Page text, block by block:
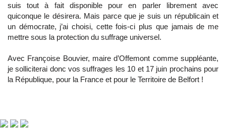
suis tout à fait disponible pour en parler librement avec
quiconque le désirera. Mais parce que je suis un républicain et
un démocrate, j’ai choisi, cette fois-ci plus que jamais de me
mettre sous la protection du suffrage universel.
Avec Françoise Bouvier, maire d’Offemont comme suppléante,
je solliciterai donc vos suffrages les 10 et 17 juin prochains pour
la République, pour la France et pour le Territoire de Belfort !